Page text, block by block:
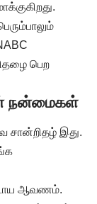
பெற
நன்மைகள்
சான்றிதழ் இது.
ஆவணம்.